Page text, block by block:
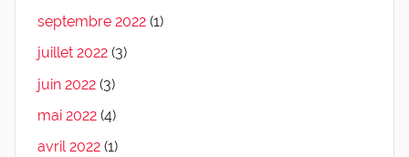
septembre 2022 (1)
juillet 2022 (3)
juin 2022 (3)
mai 2022 (4)
avril 2022 (1)